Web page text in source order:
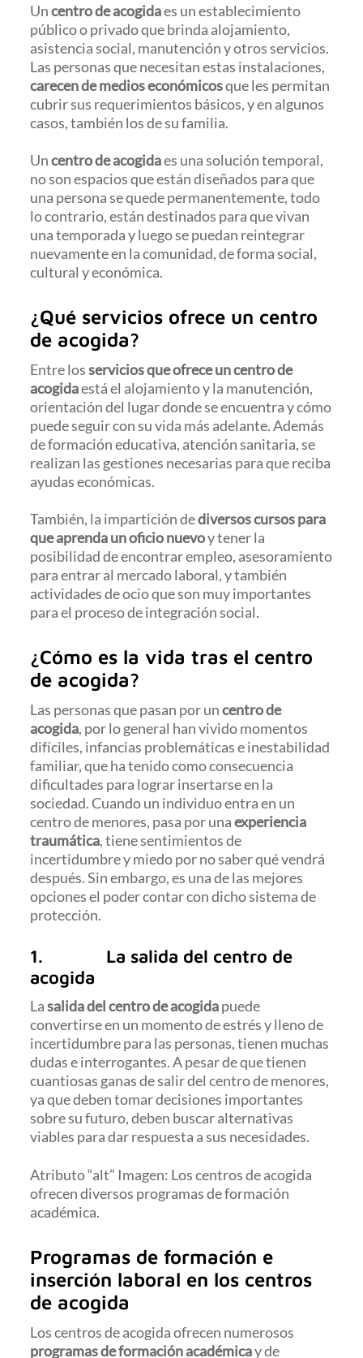
Uncentro de acogidaes un establecimiento
público o privado que brinda alojamiento,
asistencia social, manutención y otros servicios.
Las personas que necesitan estas instalaciones,
carecen de medios económicosque les permitan
cubrir sus requerimientos básicos, y en algunos
casos, también los de su familia.
Uncentro de acogidaes una solución temporal,
no son espacios que están diseñados para que
una persona se quede permanentemente, todo
lo contrario, están destinados para que vivan
una temporada y luego se puedan reintegrar
nuevamente en la comunidad, de forma social,
cultural y económica.
¿Qué servicios ofrece un centro
de acogida?
Entre losservicios que ofrece un centro de
acogidaestá el alojamiento y la manutención,
orientación del lugar donde se encuentra y cómo
puede seguir con su vida más adelante. Además
de formación educativa, atención sanitaria, se
realizan las gestiones necesarias para que reciba
ayudas económicas.
También, la impartición dediversos cursos para
que aprenda un oficio nuevoy tener la
posibilidad de encontrar empleo, asesoramiento
para entrar al mercado laboral, y también
actividades de ocio que son muy importantes
para el proceso de integración social.
¿Cómo es la vida tras el centro
de acogida?
Las personas que pasan por uncentro de
acogida, por lo general han vivido momentos
difíciles, infancias problemáticas e inestabilidad
familiar, que ha tenido como consecuencia
dificultades para lograr insertarse en la
sociedad. Cuando un individuo entra en un
centro de menores, pasa por unaexperiencia
traumática, tiene sentimientos de
incertidumbre y miedo por no saber qué vendrá
después. Sin embargo, es una de las mejores
opciones el poder contar con dicho sistema de
protección.
1. La salida del centro de
acogida
Lasalida del centro de acogidapuede
convertirse en un momento de estrés y lleno de
incertidumbre para las personas, tienen muchas
dudas e interrogantes. A pesar de que tienen
cuantiosas ganas de salir del centro de menores,
ya que deben tomar decisiones importantes
sobre su futuro, deben buscar alternativas
viables para dar respuesta a sus necesidades.
Atributo “alt” Imagen: Los centros de acogida
ofrecen diversos programas de formación
académica.
Programas de formación e
inserción laboral en los centros
de acogida
Los centros de acogida ofrecen numerosos
programas de formación académicay de